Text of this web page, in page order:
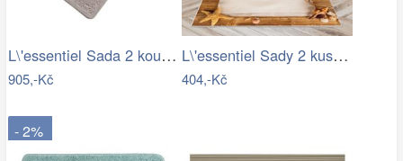
L\'essentiel Sada 2 koupelnových…
905,-Kč
L\'essentiel Sady 2 kusů koupelnových…
404,-Kč
- 2%